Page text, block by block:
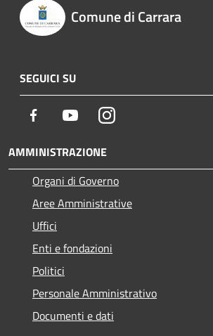
Comune di Carrara
SEGUICI SU
Facebook YoutubeInstagram
AMMINISTRAZIONE
Organi di Governo
Aree Amministrative
Uffici
Enti e fondazioni
Politici
Personale Amministrativo
Documenti e dati